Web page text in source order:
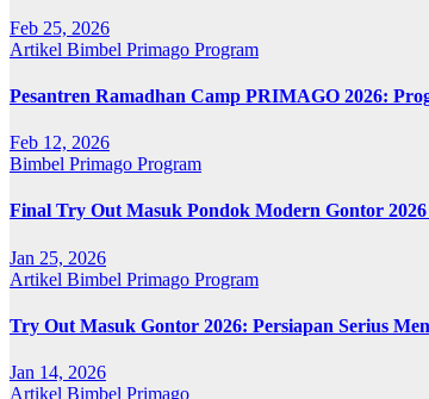
Feb 25, 2026
Artikel Bimbel Primago Program
Pesantren Ramadhan Camp PRIMAGO 2026:
Feb 12, 2026
Bimbel Primago Program
Final Try Out Masuk Pondok Modern Gontor
Jan 25, 2026
Artikel Bimbel Primago Program
Try Out Masuk Gontor 2026: Persiapan Serius
Jan 14, 2026
Artikel Bimbel Primago